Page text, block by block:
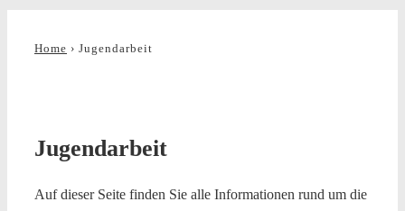
Home › Jugendarbeit
Jugendarbeit
Auf dieser Seite finden Sie alle Informationen rund um die